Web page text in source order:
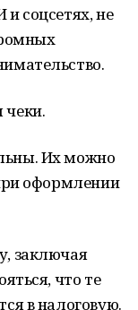
соцсетях, не
Их можно
оформлении
заключая
что те
в налоговую.